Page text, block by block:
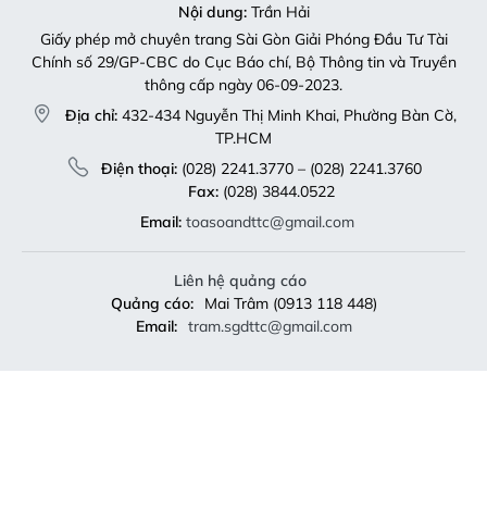
Nội dung:Trần Hải
Giấy phép mở chuyên trang Sài Gòn Giải Phóng Đầu Tư Tài
Chính số 29/GP-CBC do Cục Báo chí, Bộ Thông tin và Truyền
thông cấp ngày 06-09-2023.
Địa chỉ: 432-434 Nguyễn Thị Minh Khai, Phường Bàn Cờ,
TP.HCM
Điện thoại:(028) 2241.3770 – (028) 2241.3760
Fax:(028) 3844.0522
Email: toasoandttc@gmail.com
Liên hệ quảng cáo
Quảng cáo:
Mai Trâm (0913 118 448)
Email: tram.sgdttc@gmail.com